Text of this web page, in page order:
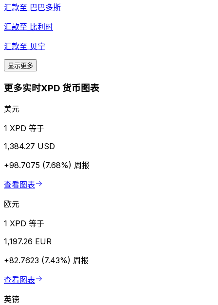
汇款至 巴巴多斯
汇款至 比利时
汇款至 贝宁
显示更多
更多实时XPD 货币图表
美元
1 XPD 等于
1,384.27 USD
+98.7075 (7.68%) 周报
查看图表
欧元
1 XPD 等于
1,197.26 EUR
+82.7623 (7.43%) 周报
查看图表
英镑